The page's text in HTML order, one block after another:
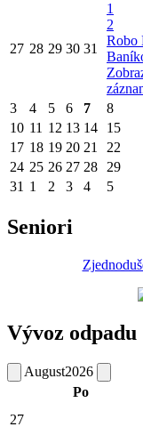
27 28 29 30 31
1
2
Robo
3
4 5 6 7 8
10 11 12 13 14 15
17 18 19 20 21 22
24 25 26 27 28 29
31 1 2 3 4 5
Seniori
Vývoz odpadu
August2026
Po
27